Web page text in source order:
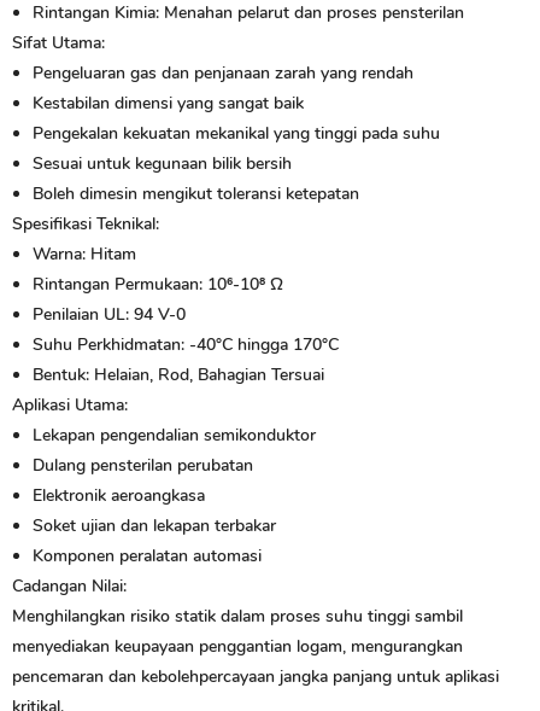
Rintangan Kimia:Menahan pelarut dan proses pensterilan
Sifat Utama:
Pengeluaran gas dan penjanaan zarah yang rendah
Kestabilan dimensi yang sangat baik
Pengekalan kekuatan mekanikal yang tinggi pada suhu
Sesuai untuk kegunaan bilik bersih
Boleh dimesin mengikut toleransi ketepatan
Spesifikasi Teknikal:
Warna: Hitam
Rintangan Permukaan: 10⁶-10⁸ Ω
Penilaian UL: 94 V-0
Suhu Perkhidmatan: -40°C hingga 170°C
Bentuk: Helaian, Rod, Bahagian Tersuai
Aplikasi Utama:
Lekapan pengendalian semikonduktor
Dulang pensterilan perubatan
Elektronik aeroangkasa
Soket ujian dan lekapan terbakar
Komponen peralatan automasi
Cadangan Nilai:
Menghilangkan risiko statik dalam proses suhu tinggi sambil
menyediakan keupayaan penggantian logam, mengurangkan
pencemaran dan kebolehpercayaan jangka panjang untuk aplikasi